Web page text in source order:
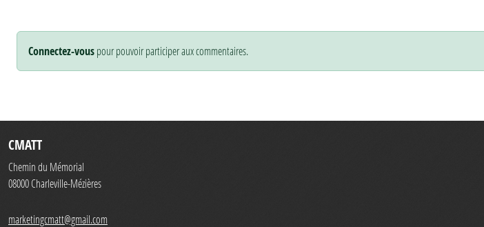
Connectez-vouspour pouvoir participer aux commentaires.
CMATT
Chemin du Mémorial
08000Charleville-Mézières
marketingcmatt@gmail.com